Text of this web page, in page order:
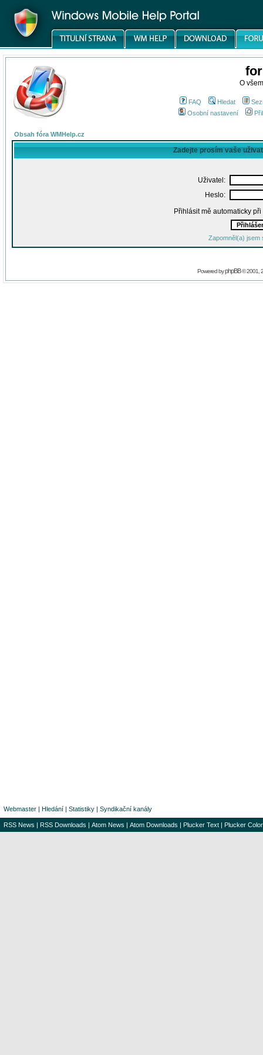
O
FAQ Hledat
Osobní nastavení
Obsah fóra WMHelp.cz
Zadejte prosím vaše
Uživatel:
Heslo:
Přihlásit mě automaticky
Zapomněl(a) jsem
Powered byphpBB© 2001,
Webmaster | Hledání | Statistiky | Syndikační kanály
RSS News | RSS Downloads | Atom News | Atom Downloads | Plucker Text | Plucker Color